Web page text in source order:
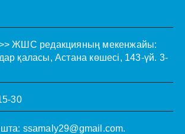
ЖШС редакцияның мекенжайы:
қаласы, Астана көшесі, 143-үй. 3-
30
ssamaly29@gmail.com.